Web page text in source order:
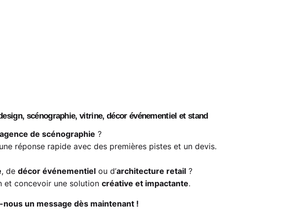
scénographie, vitrine, décor événementiel et stand
agence de scénographie ?
réponse rapide avec des premières pistes et un devis.
, de décor événementielou d’architecture retail?
et concevoir une solution créative et impactante.
un message dès maintenant !